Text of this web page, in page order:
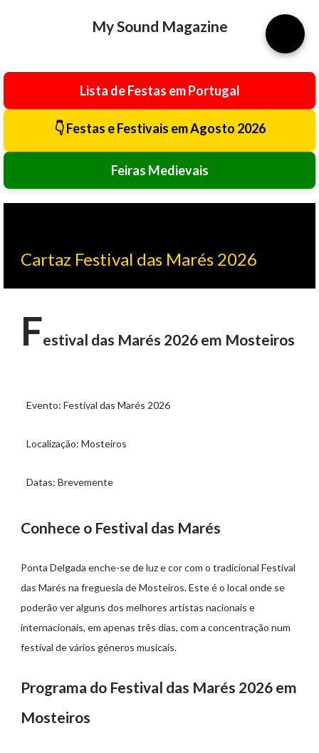
My Sound Magazine
Lista de Festas em Portugal
👇 Festas e Festivais em Agosto 2026
Feiras Medievais
Cartaz Festival das Marés 2026
Festival das Marés 2026 em Mosteiros
Evento: Festival das Marés 2026
Localização: Mosteiros
Datas: Brevemente
Conhece o Festival das Marés
Ponta Delgada enche-se de luz e cor com o tradicional Festival
das Marés na freguesia de Mosteiros. Este é o local onde se
poderão ver alguns dos melhores artistas nacionais e
internacionais, em apenas três dias, com a concentração num
festival de vários géneros musicais.
Programa do Festival das Marés 2026 em
Mosteiros